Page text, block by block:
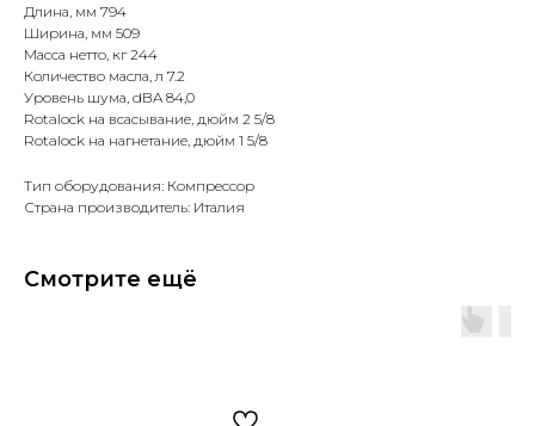
Длина, мм 794
Ширина, мм 509
Масса нетто, кг 244
Количество масла, л 7.2
Уровень шума, dBA 84,0
Rotalock на всасывание, дюйм 2 5/8
Rotalock на нагнетание, дюйм 1 5/8
Тип оборудования: Компрессор
Страна производитель: Италия
Смотрите ещё